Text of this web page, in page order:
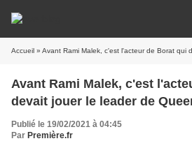
Accueil » Avant Rami Malek, c'est l'acteur de Borat qui
Avant Rami Malek, c'est
devait jouer le leader de
Publié le 19/02/2021 à 04:45
Par Première.fr